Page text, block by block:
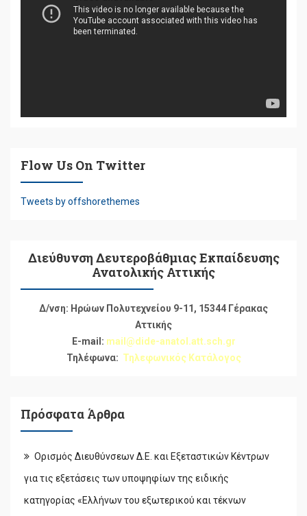
Βίντεο
Flow Us On Twitter
Tweets by offshorethemes
Διεύθυνση Δευτεροβάθμιας Εκπαίδευσης
Ανατολικής Αττικής
Δ/νση: Ηρώων Πολυτεχνείου 9-11, 15344 Γέρακας
Αττικής
E-mail: mail@dide-anatol.att.sch.gr
Τηλέφωνα: Τηλεφωνικός Κατάλογος
Πρόσφατα Άρθρα
Ορισμός Διευθύνσεων Δ.Ε. και Εξεταστικών Κέντρων
για τις εξετάσεις των υποψηφίων της ειδικής
κατηγορίας «Ελλήνων του εξωτερικού και τέκνων